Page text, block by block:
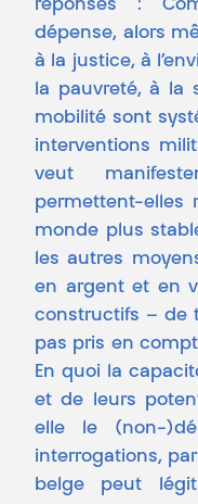
réponses :
dépense, alors
à la justice, à
la pauvreté, à la
mobilité sont
interventions
veut
permettent-elles
monde plus
les autres
en argent et en
constructifs – de
pas pris en
En quoi la
et de leurs
elle le (non-
interrogations,
belge peut